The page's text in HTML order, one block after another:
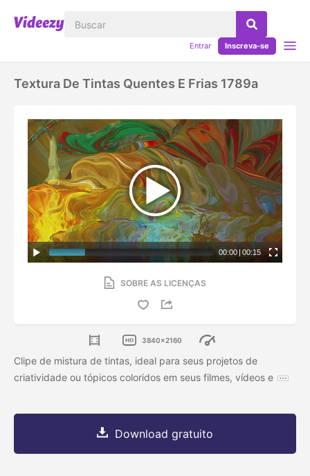
Entrar Inscreva-se
Textura De Tintas Quentes E Frias 1789a
00:00 | 00:15
SOBRE AS LICENÇAS
3840x2160
Clipe de mistura de tintas, ideal para seus projetos de
criatividade ou tópicos coloridos em seus filmes, vídeos e
Download gratuito